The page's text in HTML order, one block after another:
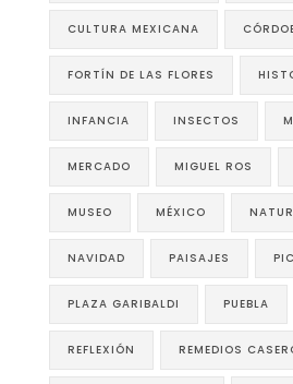
CULTURA MEXICANA
FORTÍN DE LAS FLORES
INFANCIA INSECTOS
MERCADO MIGUEL ROS
MUSEO MÉXICO
NAVIDAD PAISAJES
PLAZA GARIBALDI PUEBLA
REFLEXIÓN REMEDIOS